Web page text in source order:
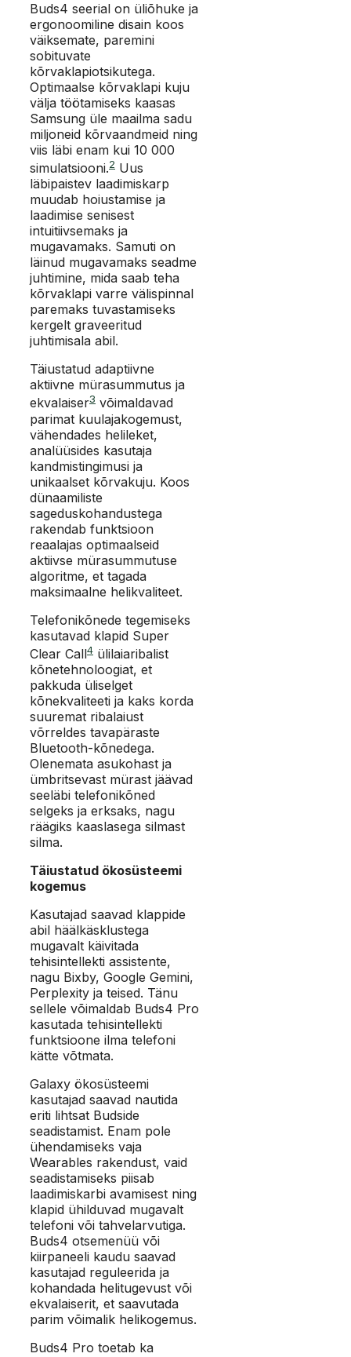
Buds4 seerial on üliõhuke ja
ergonoomiline disain koos
väiksemate, paremini
sobituvate
kõrvaklapiotsikutega.
Optimaalse kõrvaklapi kuju
välja töötamiseks kaasas
Samsung üle maailma sadu
miljoneid kõrvaandmeid ning
viis läbi enam kui 10 000
simulatsiooni.2 Uus
läbipaistev laadimiskarp
muudab hoiustamise ja
laadimise senisest
intuitiivsemaks ja
mugavamaks. Samuti on
läinud mugavamaks seadme
juhtimine, mida saab teha
kõrvaklapi varre välispinnal
paremaks tuvastamiseks
kergelt graveeritud
juhtimisala abil.
Täiustatud adaptiivne
aktiivne mürasummutus ja
ekvalaiser3 võimaldavad
parimat kuulajakogemust,
vähendades helileket,
analüüsides kasutaja
kandmistingimusi ja
unikaalset kõrvakuju. Koos
dünaamiliste
sageduskohandustega
rakendab funktsioon
reaalajas optimaalseid
aktiivse mürasummutuse
algoritme, et tagada
maksimaalne helikvaliteet.
Telefonikõnede tegemiseks
kasutavad klapid Super
Clear Call4 ülilaiaribalist
kõnetehnoloogiat, et
pakkuda üliselget
kõnekvaliteeti ja kaks korda
suuremat ribalaiust
võrreldes tavapäraste
Bluetooth-kõnedega.
Olenemata asukohast ja
ümbritsevast mürast jäävad
seeläbi telefonikõned
selgeks ja erksaks, nagu
räägiks kaaslasega silmast
silma.
Täiustatud ökosüsteemi
kogemus
Kasutajad saavad klappide
abil häälkäsklustega
mugavalt käivitada
tehisintellekti assistente,
nagu Bixby, Google Gemini,
Perplexity ja teised. Tänu
sellele võimaldab Buds4 Pro
kasutada tehisintellekti
funktsioone ilma telefoni
kätte võtmata.
Galaxy ökosüsteemi
kasutajad saavad nautida
eriti lihtsat Budside
seadistamist. Enam pole
ühendamiseks vaja
Wearables rakendust, vaid
seadistamiseks piisab
laadimiskarbi avamisest ning
klapid ühilduvad mugavalt
telefoni või tahvelarvutiga.
Buds4 otsemenüü või
kiirpaneeli kaudu saavad
kasutajad reguleerida ja
kohandada helitugevust või
ekvalaiserit, et saavutada
parim võimalik helikogemus.
Buds4 Pro toetab ka